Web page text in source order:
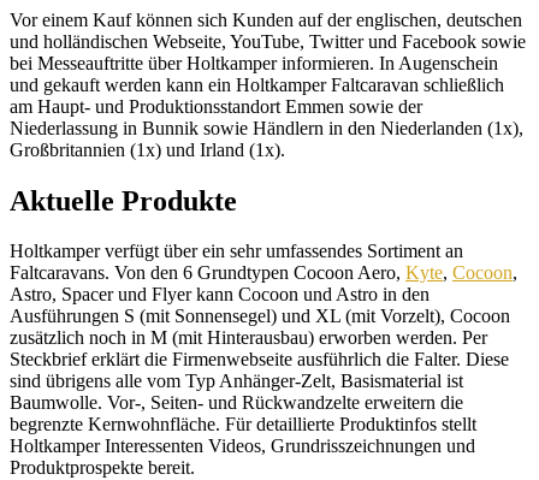
Vor einem Kauf können sich Kunden auf der englischen, deutschen
und holländischen Webseite, YouTube, Twitter und Facebook sowie
bei Messeauftritte über Holtkamper informieren. In Augenschein
und gekauft werden kann ein Holtkamper Faltcaravan schließlich
am Haupt- und Produktionsstandort Emmen sowie der
Niederlassung in Bunnik sowie Händlern in den Niederlanden (1x),
Großbritannien (1x) und Irland (1x).
Aktuelle Produkte
Holtkamper verfügt über ein sehr umfassendes Sortiment an
Faltcaravans. Von den 6 Grundtypen Cocoon Aero, Kyte, Cocoon,
Astro, Spacer und Flyer kann Cocoon und Astro in den
Ausführungen S (mit Sonnensegel) und XL (mit Vorzelt), Cocoon
zusätzlich noch in M (mit Hinterausbau) erworben werden. Per
Steckbrief erklärt die Firmenwebseite ausführlich die Falter. Diese
sind übrigens alle vom Typ Anhänger-Zelt, Basismaterial ist
Baumwolle. Vor-, Seiten- und Rückwandzelte erweitern die
begrenzte Kernwohnfläche. Für detaillierte Produktinfos stellt
Holtkamper Interessenten Videos, Grundrisszeichnungen und
Produktprospekte bereit.